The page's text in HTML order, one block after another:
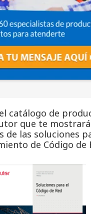
catálogo de
que te mostrará
de las soluciones
de Código de